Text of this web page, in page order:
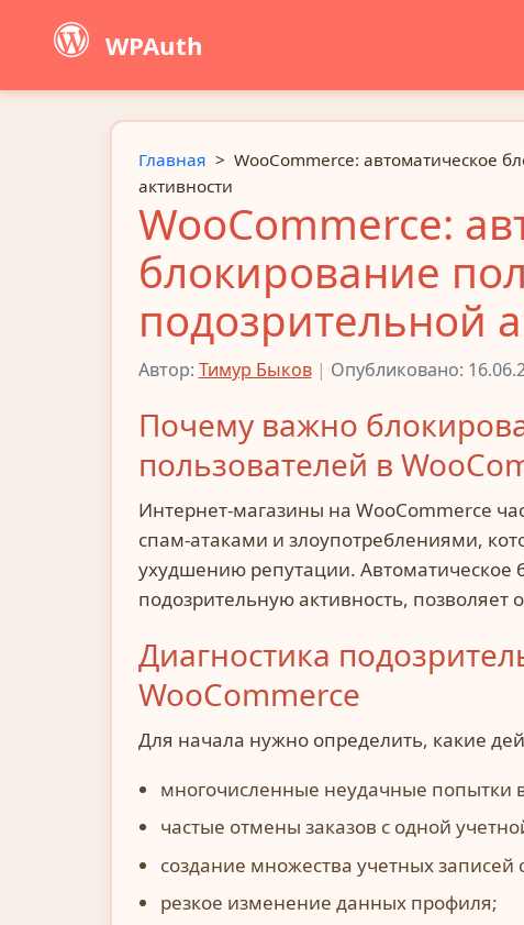
WPAuth
Главная > WooCommerce: автоматическое
активности
WooCommerce:
блокирование
подозрительной
Автор: Тимур Быков | Опубликовано:
Почему важно
пользователей в
Интернет-магазины на WooCommerce
спам-атаками и злоупотреблениями,
ухудшению репутации.
подозрительную активность, позволяет
Диагностика
WooCommerce
Для начала нужно определить, какие
многочисленные неудачные попытки
частые отмены заказов с одной
создание множества учетных записей
резкое изменение данных профиля;